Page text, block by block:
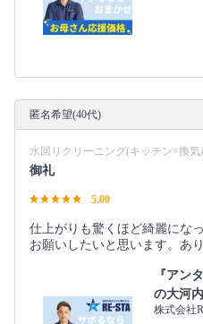
匿名希望(40代)
水回りクリーニング(キッチン×換
御礼
5.00
仕上がりも驚くほど綺麗にな
お願いしたいと思います。あ
『アン
の大河
株式会社